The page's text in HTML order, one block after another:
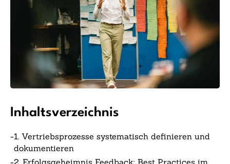
Inhaltsverzeichnis
-1. Vertriebsprozesse systematisch definieren und
dokumentieren
-2. Erfolgsgeheimnis Feedback: Best Practices im